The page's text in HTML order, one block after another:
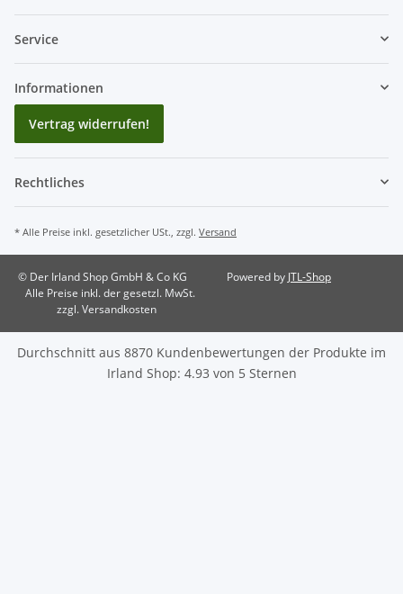
Service
Informationen
Vertrag widerrufen!
Rechtliches
* Alle Preise inkl. gesetzlicher USt., zzgl. Versand
© Der Irland Shop GmbH & Co KG
Alle Preise inkl. der gesetzl. MwSt.
zzgl. Versandkosten
Powered by JTL-Shop
Durchschnitt aus 8870 Kundenbewertungen der Produkte im
Irland Shop: 4.93 von 5 Sternen